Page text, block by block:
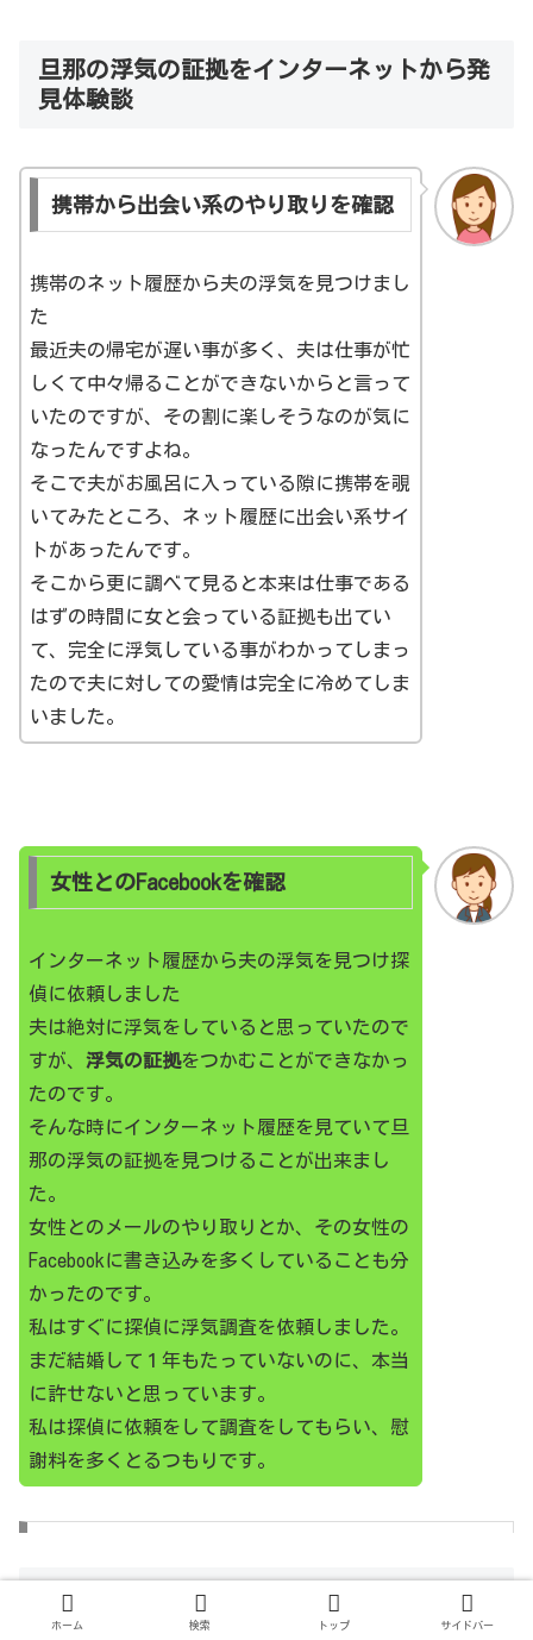
旦那の浮気の証拠をインターネットから発
見体験談
携帯から出会い系のやり取りを確認
携帯のネット履歴から夫の浮気を見つけまし
た
最近夫の帰宅が遅い事が多く、夫は仕事が忙
しくて中々帰ることができないからと言って
いたのですが、その割に楽しそうなのが気に
なったんですよね。
そこで夫がお風呂に入っている隙に携帯を覗
いてみたところ、ネット履歴に出会い系サイ
トがあったんです。
そこから更に調べて見ると本来は仕事である
はずの時間に女と会っている証拠も出てい
て、完全に浮気している事がわかってしまっ
たので夫に対しての愛情は完全に冷めてしま
いました。
女性とのFacebookを確認
インターネット履歴から夫の浮気を見つけ探
偵に依頼しました
夫は絶対に浮気をしていると思っていたので
すが、 浮気の証拠をつかむことができなかっ
たのです。
そんな時にインターネット履歴を見ていて旦
那の浮気の証拠を見つけることが出来まし
た。
女性とのメールのやり取りとか、その女性の
Facebookに書き込みを多くしていることも分
かったのです。
私はすぐに探偵に浮気調査を依頼しました。
まだ結婚して１年もたっていないのに、本当
に許せないと思っています。
私は探偵に依頼をして調査をしてもらい、慰
謝料を多くとるつもりです。
紗栄子、交際相手の携帯は「隙あらば見ます」
探偵事務所に浮気の証拠をつかんでもらう
ホーム 検索 トップ サイドバー